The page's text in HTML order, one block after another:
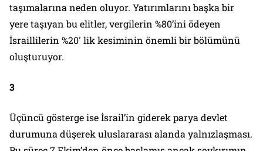
taşımalarına neden oluyor. Yatırımlarını başka bir
yere taşıyan bu elitler, vergilerin %80’ini ödeyen
İsraillilerin %20′ lik kesiminin önemli bir bölümünü
oluşturuyor.
3
Üçüncü gösterge ise İsrail’in giderek parya devlet
durumuna düşerek uluslararası alanda yalnızlaşması.